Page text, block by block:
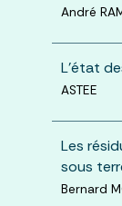
André
L'état
ASTEE
Les
sous
Bernard